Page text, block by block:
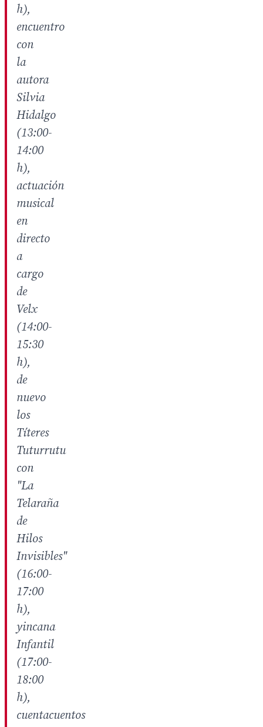
h),
encuentro
con
la
autora
Silvia
Hidalgo
(13:00-
14:00
h),
actuación
musical
en
directo
a
cargo
de
Velx
(14:00-
15:30
h),
de
nuevo
los
Títeres
Tuturrutu
con
"La
Telaraña
de
Hilos
Invisibles"
(16:00-
17:00
h),
yincana
Infantil
(17:00-
18:00
h),
cuentacuentos